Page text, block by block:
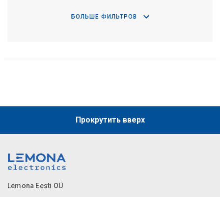
БОЛЬШЕ ФИЛЬТРОВ
Прокрутить вверх
Lemona Eesti OÜ